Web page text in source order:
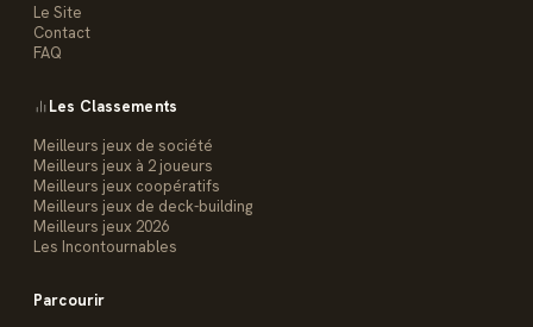
Le Site
Contact
FAQ
Les Classements
Meilleurs jeux de société
Meilleurs jeux à 2 joueurs
Meilleurs jeux coopératifs
Meilleurs jeux de deck-building
Meilleurs jeux 2026
Les Incontournables
Parcourir